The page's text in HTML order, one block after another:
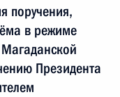
поручения,
в режиме
Президента